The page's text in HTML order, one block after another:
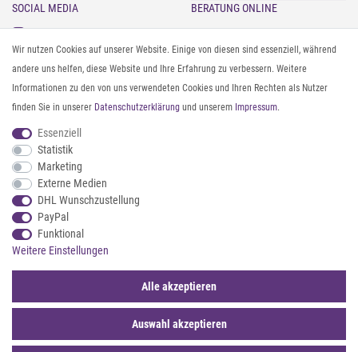
SOCIAL MEDIA
Instagram
Facebook
Pinterest
Twitter
Youtube
Threads
BERATUNG ONLINE
Gürtel messen & kürzen
Sonnenbrillen & UV-Schutz
Textilpflege
Textil- und Material-Guide
Geldbörse richtig organisieren
ZAHLUNG & VERSAND
Wir nutzen Cookies auf unserer Website. Einige von diesen sind essenziell, während
andere uns helfen, diese Website und Ihre Erfahrung zu verbessern. Weitere
Informationen zu den von uns verwendeten Cookies und Ihren Rechten als Nutzer
finden Sie in unserer Daten­schutz­erklärung und unserem Impressum.
Essenziell
Statistik
Marketing
Externe Medien
DHL Wunschzustellung
PayPal
Funktional
Weitere Einstellungen
Auswahl akzeptieren
Alle akzeptieren
© 2026 styleBREAKER | Alle Rechte vorbehalten. |
*Sternchentexte und rechtliche Hinweise